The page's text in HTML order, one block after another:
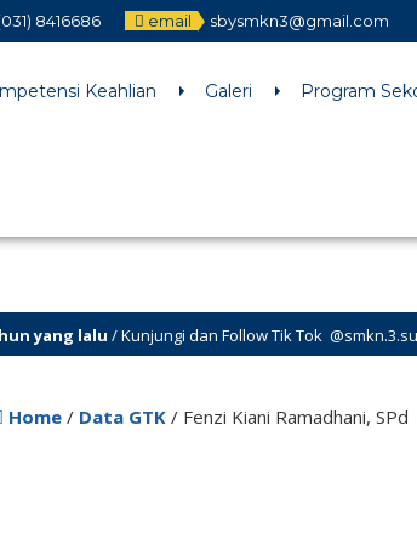
is deprecatedsince version 6.9.0! IE
8416686 email sbysmkn3@gmail.com
Keahlian Galeri Program
lalu/ Kunjungi dan Follow Tik Tok
Home/ Data GTK/ Fenzi Kiani Ramadhani, SPd